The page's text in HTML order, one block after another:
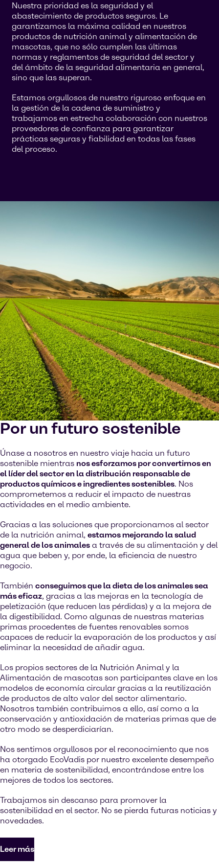
Nuestra prioridad es la seguridad y el
abastecimiento de productos seguros. Le
garantizamos la máxima calidad en nuestros
productos de nutrición animal y alimentación de
mascotas, que no sólo cumplen las últimas
normas y reglamentos de seguridad del sector y
del ámbito de la seguridad alimentaria en general,
sino que las superan.
Estamos orgullosos de nuestro riguroso enfoque en
la gestión de la cadena de suministro y
trabajamos en estrecha colaboración con nuestros
proveedores de confianza para garantizar
prácticas seguras y fiabilidad en todas las fases
del proceso.
Por un futuro sostenible
Únase a nosotros en nuestro viaje hacia un futuro
sostenible mientras nos esforzamos por convertirnos en
el líder del sector en la distribución responsable de
productos químicos e ingredientes sostenibles. Nos
comprometemos a reducir el impacto de nuestras
actividades en el medio ambiente.
Gracias a las soluciones que proporcionamos al sector
de la nutrición animal, estamos mejorando la salud
general de los animales a través de su alimentación y del
agua que beben y, por ende, la eficiencia de nuestro
negocio.
También conseguimos que la dieta de los animales sea
más eficaz, gracias a las mejoras en la tecnología de
peletización (que reducen las pérdidas) y a la mejora de
la digestibilidad. Como algunas de nuestras materias
primas procedentes de fuentes renovables somos
capaces de reducir la evaporación de los productos y así
eliminar la necesidad de añadir agua.
Los propios sectores de la Nutrición Animal y la
Alimentación de mascotas son participantes clave en los
modelos de economía circular gracias a la reutilización
de productos de alto valor del sector alimentario.
Nosotros también contribuimos a ello, así como a la
conservación y antioxidación de materias primas que de
otro modo se desperdiciarían.
Nos sentimos orgullosos por el reconocimiento que nos
ha otorgado EcoVadis por nuestro excelente desempeño
en materia de sostenibilidad, encontrándose entre los
mejores de todos los sectores.
Trabajamos sin descanso para promover la
sostenibilidad en el sector. No se pierda futuras noticias y
novedades.
Leer más